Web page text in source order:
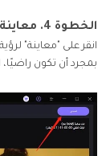
الخطوة 4. معاينة وتصدير الفيديو المحسن
انقر على "معاينة"
بمجرد أن تكون